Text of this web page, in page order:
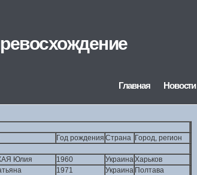
Главная Новости
Год рождения Страна
Город, регион
Юлия 1960 УкраинаХарьков
1971 Украина Полтава